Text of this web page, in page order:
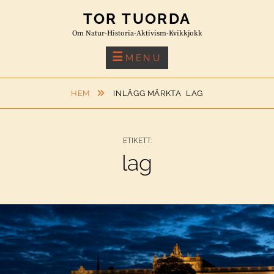
TOR TUORDA
Om Natur-Historia-Aktivism-Kvikkjokk
MENU
HEM INLÄGG MÄRKTA LAG
ETIKETT:
lag